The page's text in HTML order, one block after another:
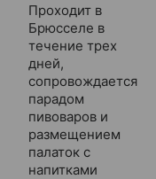
Проходит в
Брюсселе в
течение трех
дней,
сопровождается
парадом
пивоваров и
размещением
палаток с
напитками